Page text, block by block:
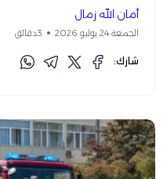
أمان الله زمال
الجمعة 24 يوليو 2026 3دقائق
شارك: